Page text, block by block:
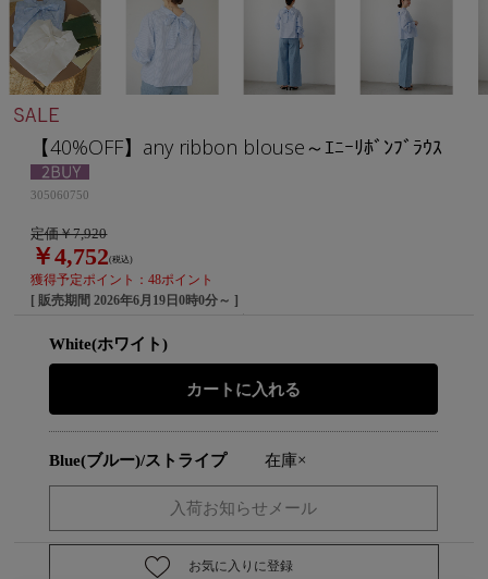
【40%OFF】any ribbon blouse～ｴﾆｰﾘﾎﾞﾝﾌﾞﾗｳｽ
305060750
定価￥7,920
￥4,752(税込)
獲得予定ポイント：48ポイント
[ 販売期間2026年6月19日0時0分～ ]
White(ホワイト)
Blue(ブルー)/ストライプ 在庫×
お気に入りに登録